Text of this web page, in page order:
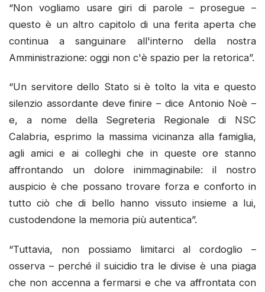
“Non vogliamo usare giri di parole – prosegue –
questo è un altro capitolo di una ferita aperta che
continua a sanguinare all'interno della nostra
Amministrazione: oggi non c'è spazio per la retorica”.
“Un servitore dello Stato si è tolto la vita e questo
silenzio assordante deve finire – dice Antonio Noè –
e, a nome della Segreteria Regionale di NSC
Calabria, esprimo la massima vicinanza alla famiglia,
agli amici e ai colleghi che in queste ore stanno
affrontando un dolore inimmaginabile: il nostro
auspicio è che possano trovare forza e conforto in
tutto ciò che di bello hanno vissuto insieme a lui,
custodendone la memoria più autentica”.
“Tuttavia, non possiamo limitarci al cordoglio –
osserva – perché il suicidio tra le divise è una piaga
che non accenna a fermarsi e che va affrontata con